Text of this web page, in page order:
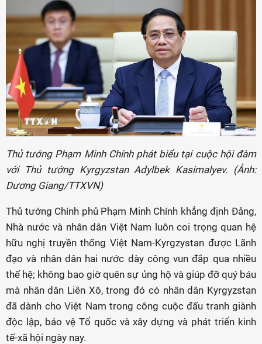
Thủ tướng Phạm Minh Chính phát biểu tại cuộc hội đàm
với Thủ tướng Kyrgyzstan Adylbek Kasimalyev. (Ảnh:
Dương Giang/TTXVN)
Thủ tướng Chính phủ Phạm Minh Chính khẳng định Đảng,
Nhà nước và nhân dân Việt Nam luôn coi trọng quan hệ
hữu nghị truyền thống Việt Nam-Kyrgzystan được Lãnh
đạo và nhân dân hai nước dày công vun đắp qua nhiều
thế hệ; không bao giờ quên sự ủng hộ và giúp đỡ quý báu
mà nhân dân Liên Xô, trong đó có nhân dân Kyrgyzstan
đã dành cho Việt Nam trong công cuộc đấu tranh giành
độc lập, bảo vệ Tổ quốc và xây dựng và phát triển kinh
tế-xã hội ngày nay.